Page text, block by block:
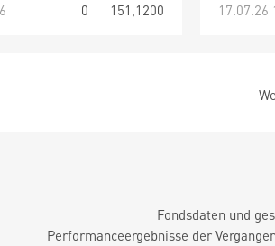
0 151,1200
17.07.26
Fondsdaten und
Performanceergebnisse der